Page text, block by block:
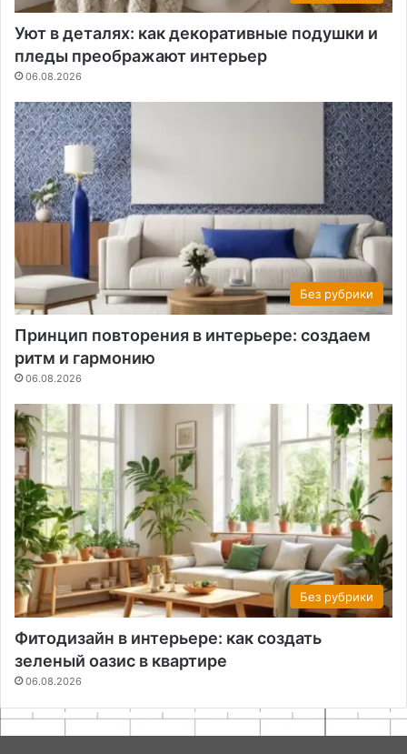
Уют в деталях: как декоративные подушки и
пледы преображают интерьер
06.08.2026
Без рубрики
Принцип повторения в интерьере: создаем
ритм и гармонию
06.08.2026
Без рубрики
Фитодизайн в интерьере: как создать
зеленый оазис в квартире
06.08.2026